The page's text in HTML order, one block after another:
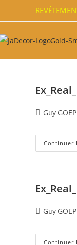
Guy
Continuer
Guy
Continuer